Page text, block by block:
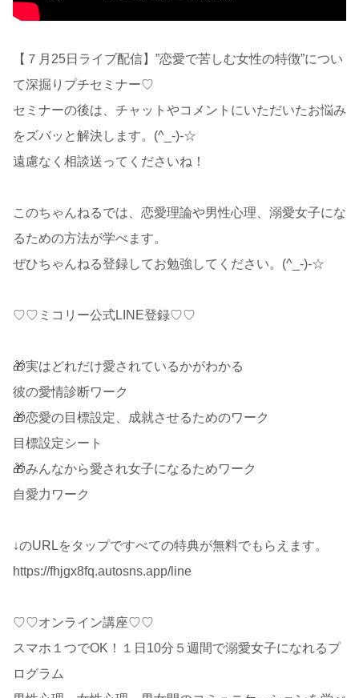
【７月25日ライブ配信】”恋愛で苦しむ女性の特徴”につい
て深掘りプチセミナー♡
セミナーの後は、チャットやコメントにいただいたお悩み
をズバッと解決します。(^_-)-☆
遠慮なく相談送ってくださいね！
このちゃんねるでは、恋愛理論や男性心理、溺愛女子にな
るための方法が学べます。
ぜひちゃんねる登録してお勉強してください。(^_-)-☆
♡♡ミコリー公式LINE登録♡♡
🎁実はどれだけ愛されているかがわかる
彼の愛情診断ワーク
🎁恋愛の目標設定、成就させるためのワーク
目標設定シート
🎁みんなから愛され女子になるためワーク
自愛力ワーク
↓のURLをタップですべての特典が無料でもらえます。
https://fhjgx8fq.autosns.app/line
♡♡オンライン講座♡♡
スマホ１つでOK！１日10分５週間で溺愛女子になれるプ
ログラム